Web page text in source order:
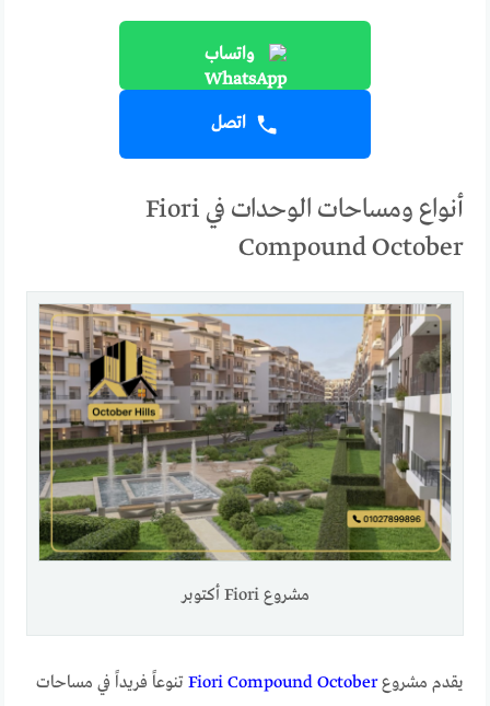
واتساب
اتصل
أنواع ومساحات الوحدات في Fiori
Compound October
مشروع Fiori أكتوبر
يقدم مشروعFiori Compound October تنوعاً فريداً في مساحات